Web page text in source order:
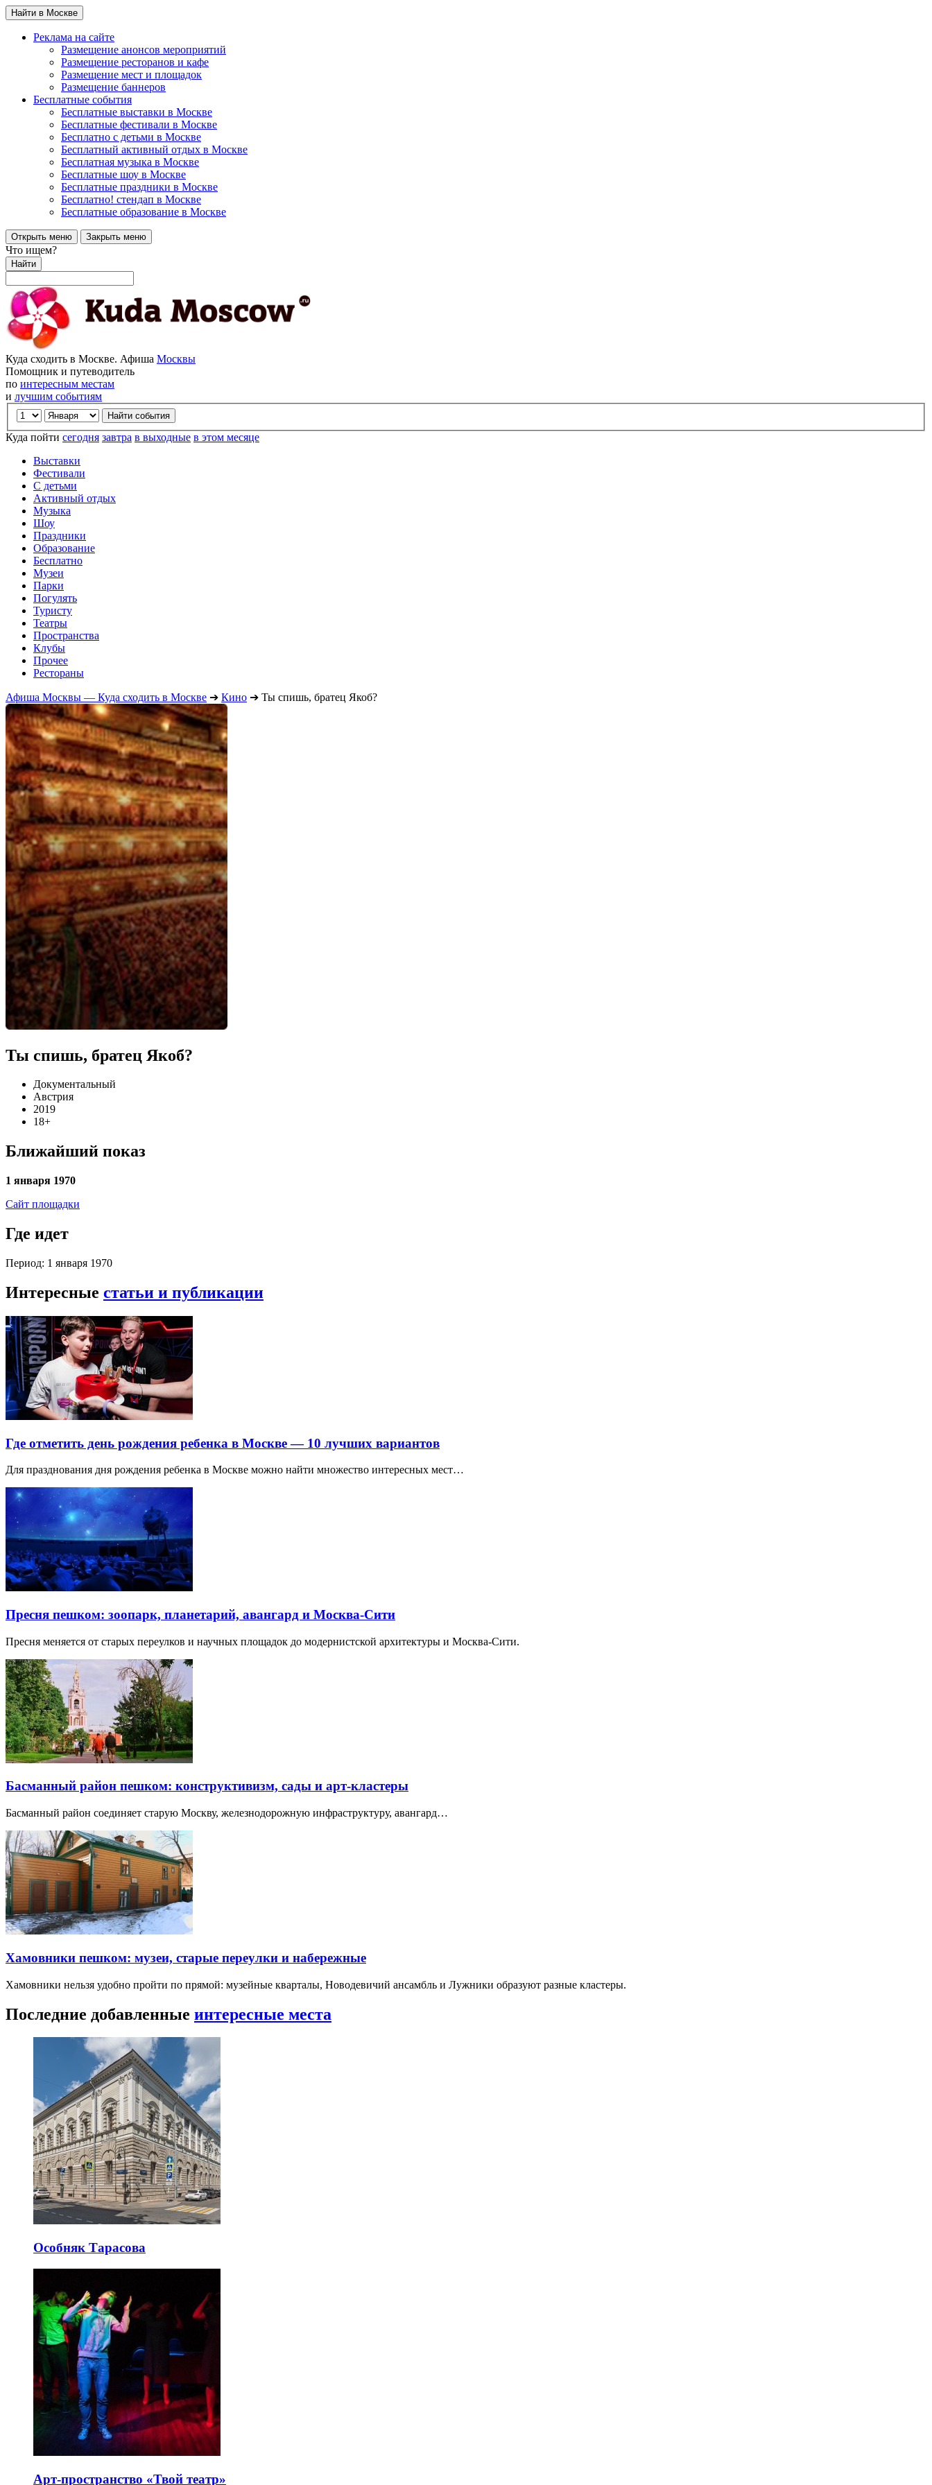
Найти в Москве
Реклама на сайте
Размещение анонсов мероприятий
Размещение ресторанов и кафе
Размещение мест и площадок
Размещение баннеров
Бесплатные события
Бесплатные выставки в Москве
Бесплатные фестивали в Москве
Бесплатно с детьми в Москве
Бесплатный активный отдых в Москве
Бесплатная музыка в Москве
Бесплатные шоу в Москве
Бесплатные праздники в Москве
Бесплатно! стендап в Москве
Бесплатные образование в Москве
Открыть меню Закрыть меню
Что ищем?
Найти
Куда сходить в Москве. Афиша Москвы
Помощник и путеводитель
по интересным местам
и лучшим событиям
Куда пойти сегодня завтра в выходные в этом месяце
Выставки
Фестивали
С детьми
Активный отдых
Музыка
Шоу
Праздники
Образование
Бесплатно
Музеи
Парки
Погулять
Туристу
Театры
Пространства
Клубы
Прочее
Рестораны
Афиша Москвы — Куда сходить в Москве ➔ Кино ➔ Ты спишь, братец Якоб?
Ты спишь, братец Якоб?
Документальный
Австрия
2019
18+
Ближайший показ
1 января 1970
Сайт площадки
Где идет
Период: 1 января 1970
Интересные статьи и публикации
Где отметить день рождения ребенка в Москве — 10 лучших вариантов
Для празднования дня рождения ребенка в Москве можно найти множество интересных мест…
Пресня пешком: зоопарк, планетарий, авангард и Москва-Сити
Пресня меняется от старых переулков и научных площадок до модернистской архитектуры и Москва-Сити.
Басманный район пешком: конструктивизм, сады и арт-кластеры
Басманный район соединяет старую Москву, железнодорожную инфраструктуру, авангард…
Хамовники пешком: музеи, старые переулки и набережные
Хамовники нельзя удобно пройти по прямой: музейные кварталы, Новодевичий ансамбль и Лужники образуют разные кластеры.
Последние добавленные интересные места
Особняк Тарасова
Арт-пространство «Твой театр»